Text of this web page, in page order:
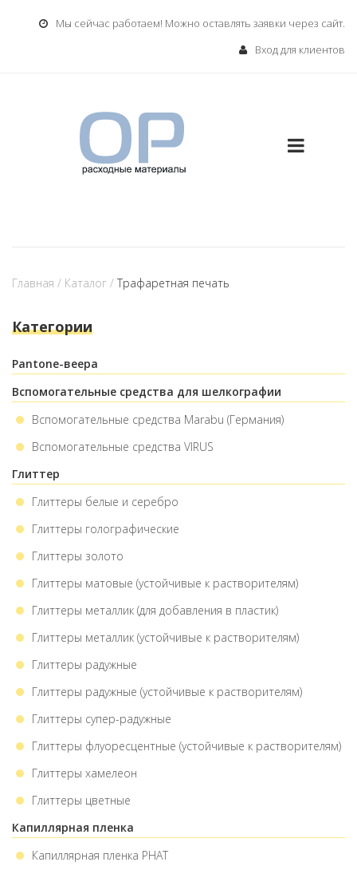
Мы сейчас работаем! Можно оставлять заявки через сайт.
Вход для клиентов
Главная / Каталог / Трафаретная печать
Категории
Pantone-веера
Вспомогательные средства для шелкографии
Вспомогательные средства Marabu (Германия)
Вспомогательные средства VIRUS
Глиттер
Глиттеры белые и серебро
Глиттеры голографические
Глиттеры золото
Глиттеры матовые (устойчивые к раcтворителям)
Глиттеры металлик (для добавления в пластик)
Глиттеры металлик (устойчивые к растворителям)
Глиттеры радужные
Глиттеры радужные (устойчивые к растворителям)
Глиттеры супер-радужные
Глиттеры флуоресцентные (устойчивые к растворителям)
Глиттеры хамелеон
Глиттеры цветные
Капиллярная пленка
Капиллярная пленка PHAT